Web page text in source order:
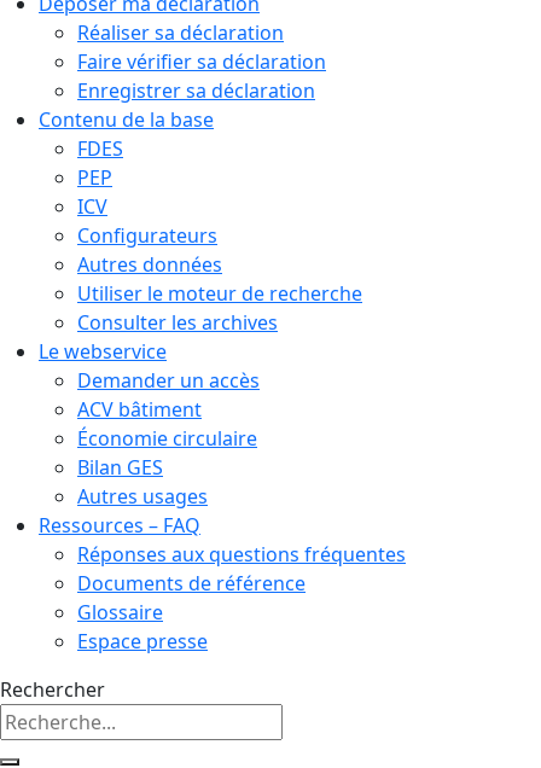
Réaliser sa déclaration
Faire vérifier sa déclaration
Enregistrer sa déclaration
Contenu de la base
FDES
PEP
ICV
Configurateurs
Autres données
Utiliser le moteur de recherche
Consulter les archives
Le webservice
Demander un accès
ACV bâtiment
Économie circulaire
Bilan GES
Autres usages
Ressources – FAQ
Réponses aux questions fréquentes
Documents de référence
Glossaire
Espace presse
Rechercher